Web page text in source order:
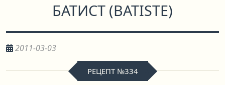
БАТИСТ (BATISTE)
2011-03-03
РЕЦЕПТ №334